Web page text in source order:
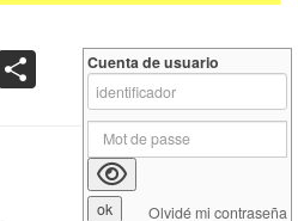
Cuenta de usuario
Olvidé mi contraseña